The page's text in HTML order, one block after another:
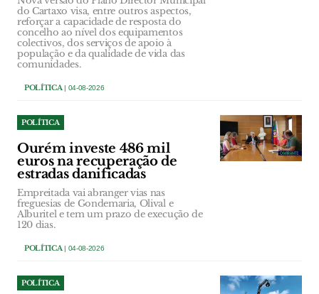
do Cartaxo visa, entre outros aspectos,
reforçar a capacidade de resposta do
concelho ao nível dos equipamentos
colectivos, dos serviços de apoio à
população e da qualidade de vida das
comunidades.
POLÍTICA| 04-08-2026
POLÍTICA
Ourém investe 486 mil
euros na recuperação de
estradas danificadas
Empreitada vai abranger vias nas
freguesias de Gondemaria, Olival e
Alburitel e tem um prazo de execução de
120 dias.
POLÍTICA| 04-08-2026
POLÍTICA